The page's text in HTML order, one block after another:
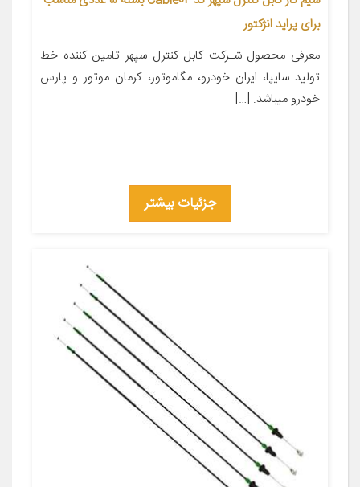
برای پراید انژکتور
معرفی محصول شـرکت کابل کنترل سپهر تامین کننده خط
تولید سایپا، ایران خودرو، مگاموتور، کرمان موتور و پارس
خودرو میباشد. […]
جزئیات بیشتر